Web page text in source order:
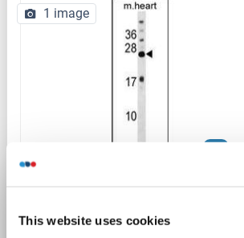
This website uses cookies
WB
1 image